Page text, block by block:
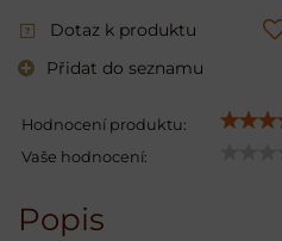
Dotaz k produktu
Přidat do seznamu
Hodnocení produktu:
Vaše hodnocení:
Popis